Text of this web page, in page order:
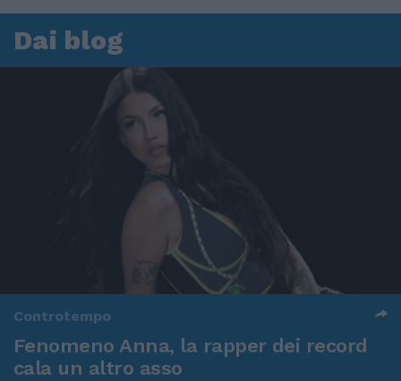
Dai blog
Controtempo
Fenomeno Anna, la rapper dei record
cala un altro asso